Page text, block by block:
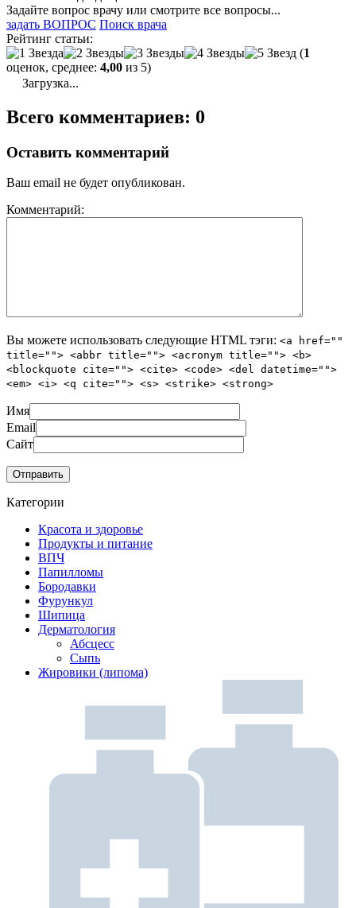
Задайте вопрос врачу или смотрите все вопросы...
задать ВОПРОС Поиск врача
Рейтинг статьи:
(1
оценок, среднее: 4,00 из 5)
Загрузка...
Всего комментариев: 0
Оставить комментарий
Ваш email не будет опубликован.
Комментарий:
Вы можете использовать следующие HTML тэги: <a href=""
title=""> <abbr title=""> <acronym title=""> <b>
<blockquote cite=""> <cite> <code> <del datetime="">
<em> <i> <q cite=""> <s> <strike> <strong>
Имя
Email
Сайт
Категории
Красота и здоровье
Продукты и питание
ВПЧ
Папилломы
Бородавки
Фурункул
Шипица
Дерматология
Абсцесс
Сыпь
Жировики (липома)